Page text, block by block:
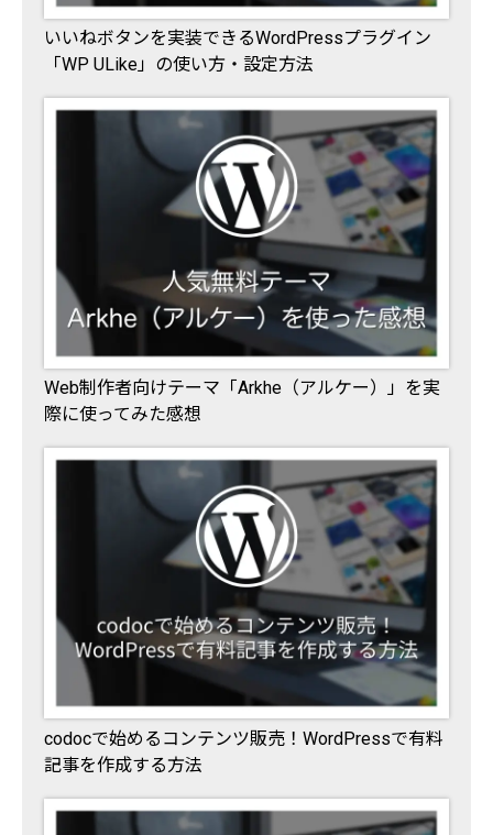
いいねボタンを実装できるWordPressプラグイン
「WP ULike」の使い方・設定方法
Web制作者向けテーマ「Arkhe（アルケー）」を実
際に使ってみた感想
codocで始めるコンテンツ販売！WordPressで有料
記事を作成する方法